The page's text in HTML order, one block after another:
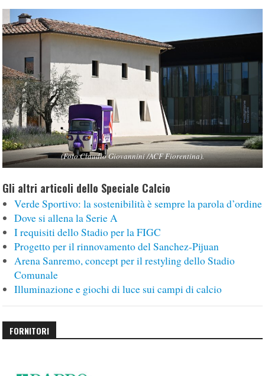
(Foto Claudio Giovannini /ACF Fiorentina).
Gli altri articoli dello Speciale Calcio
Verde Sportivo: la sostenibilità è sempre la parola d’ordine
Dove si allena la Serie A
I requisiti dello Stadio per la FIGC
Progetto per il rinnovamento del Sanchez-Pijuan
Arena Sanremo, concept per il restyling dello Stadio
Comunale
Illuminazione e giochi di luce sui campi di calcio
FORNITORI